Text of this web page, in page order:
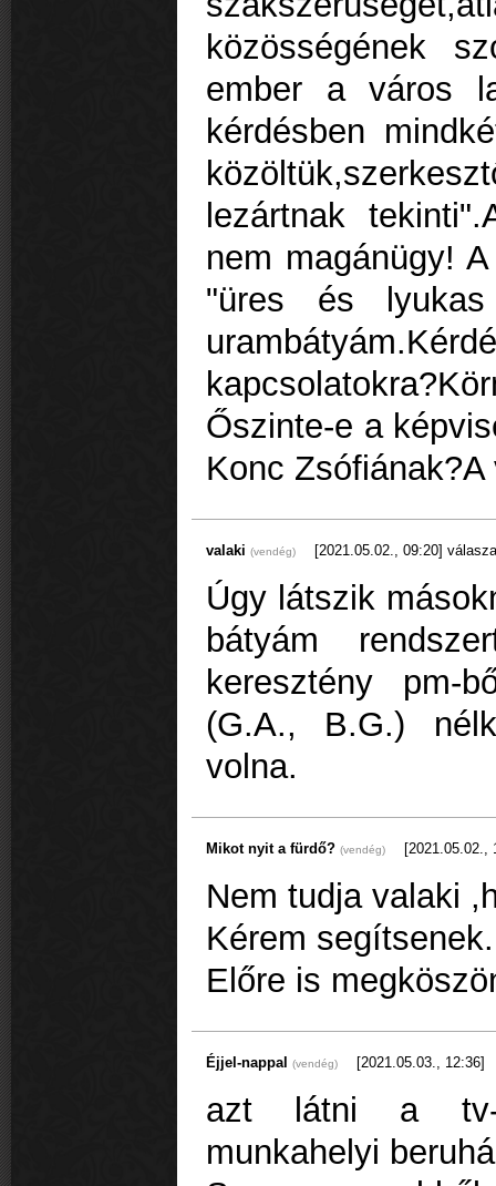
közösségének
ember a város
kérdésben
lezártnak
nem magánügy!
"üres és lyukas
Őszinte-e a
Konc
valaki (vendég) [2021.05.02., 09:20]
Úgy látszik
bátyám
keresztény
(G.A., B.G.)
volna.
Mikot nyit a fürdő? (vendég) [2021.05.02.,
Nem tudja valaki
Kérem segítsenek.
Előre is
Éjjel-nappal (vendég) [2021.05.03., 12:36]
azt látni a tv-
munkahelyi